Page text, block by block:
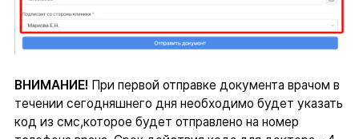
ВНИМАНИЕ! При первой отправке документа врачом в
течении сегодняшнего дня необходимо будет указать
код из смс,которое будет отправлено на номер